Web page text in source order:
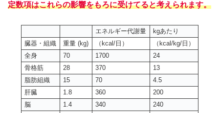
定数項はこれらの影響をもろに受けてると考えられます。
エネルギー代謝量
kgあたり
臓器・組織
重量 (kg) （kcal/日）
（kcal/kg/日）
全身
70 1700
24
骨格筋
28 370
13
脂肪組織
15 70
4.5
肝臓
1.8 360
200
脳
1.4 340
240